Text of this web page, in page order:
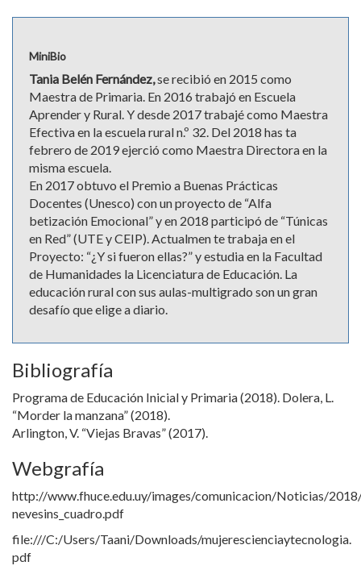
MiniBio
Tania Belén Fernández,se recibió en 2015 como
Maestra de Primaria. En 2016 trabajó en Escuela
Aprender y Rural. Y desde 2017 trabajé como Maestra
Efectiva en la escuela rural n.º 32. Del 2018 has ta
febrero de 2019 ejerció como Maestra Directora en la
misma escuela.
En 2017 obtuvo el Premio a Buenas Prácticas
Docentes (Unesco) con un proyecto de “Alfa
betización Emocional” y en 2018 participó de “Túnicas
en Red” (UTE y CEIP). Actualmen te trabaja en el
Proyecto: “¿Y si fueron ellas?” y estudia en la Facultad
de Humanidades la Licenciatura de Educación. La
educación rural con sus aulas-multigrado son un gran
desafío que elige a diario.
Bibliografía
Programa de Educación Inicial y Primaria (2018). Dolera, L.
“Morder la manzana” (2018).
Arlington, V. “Viejas Bravas” (2017).
Webgrafía
http://www.fhuce.edu.uy/images/comunicacion/Noticias/
nevesins_cuadro.pdf
file:///C:/Users/Taani/Downloads/mujerescienciaytecnologia.
pdf